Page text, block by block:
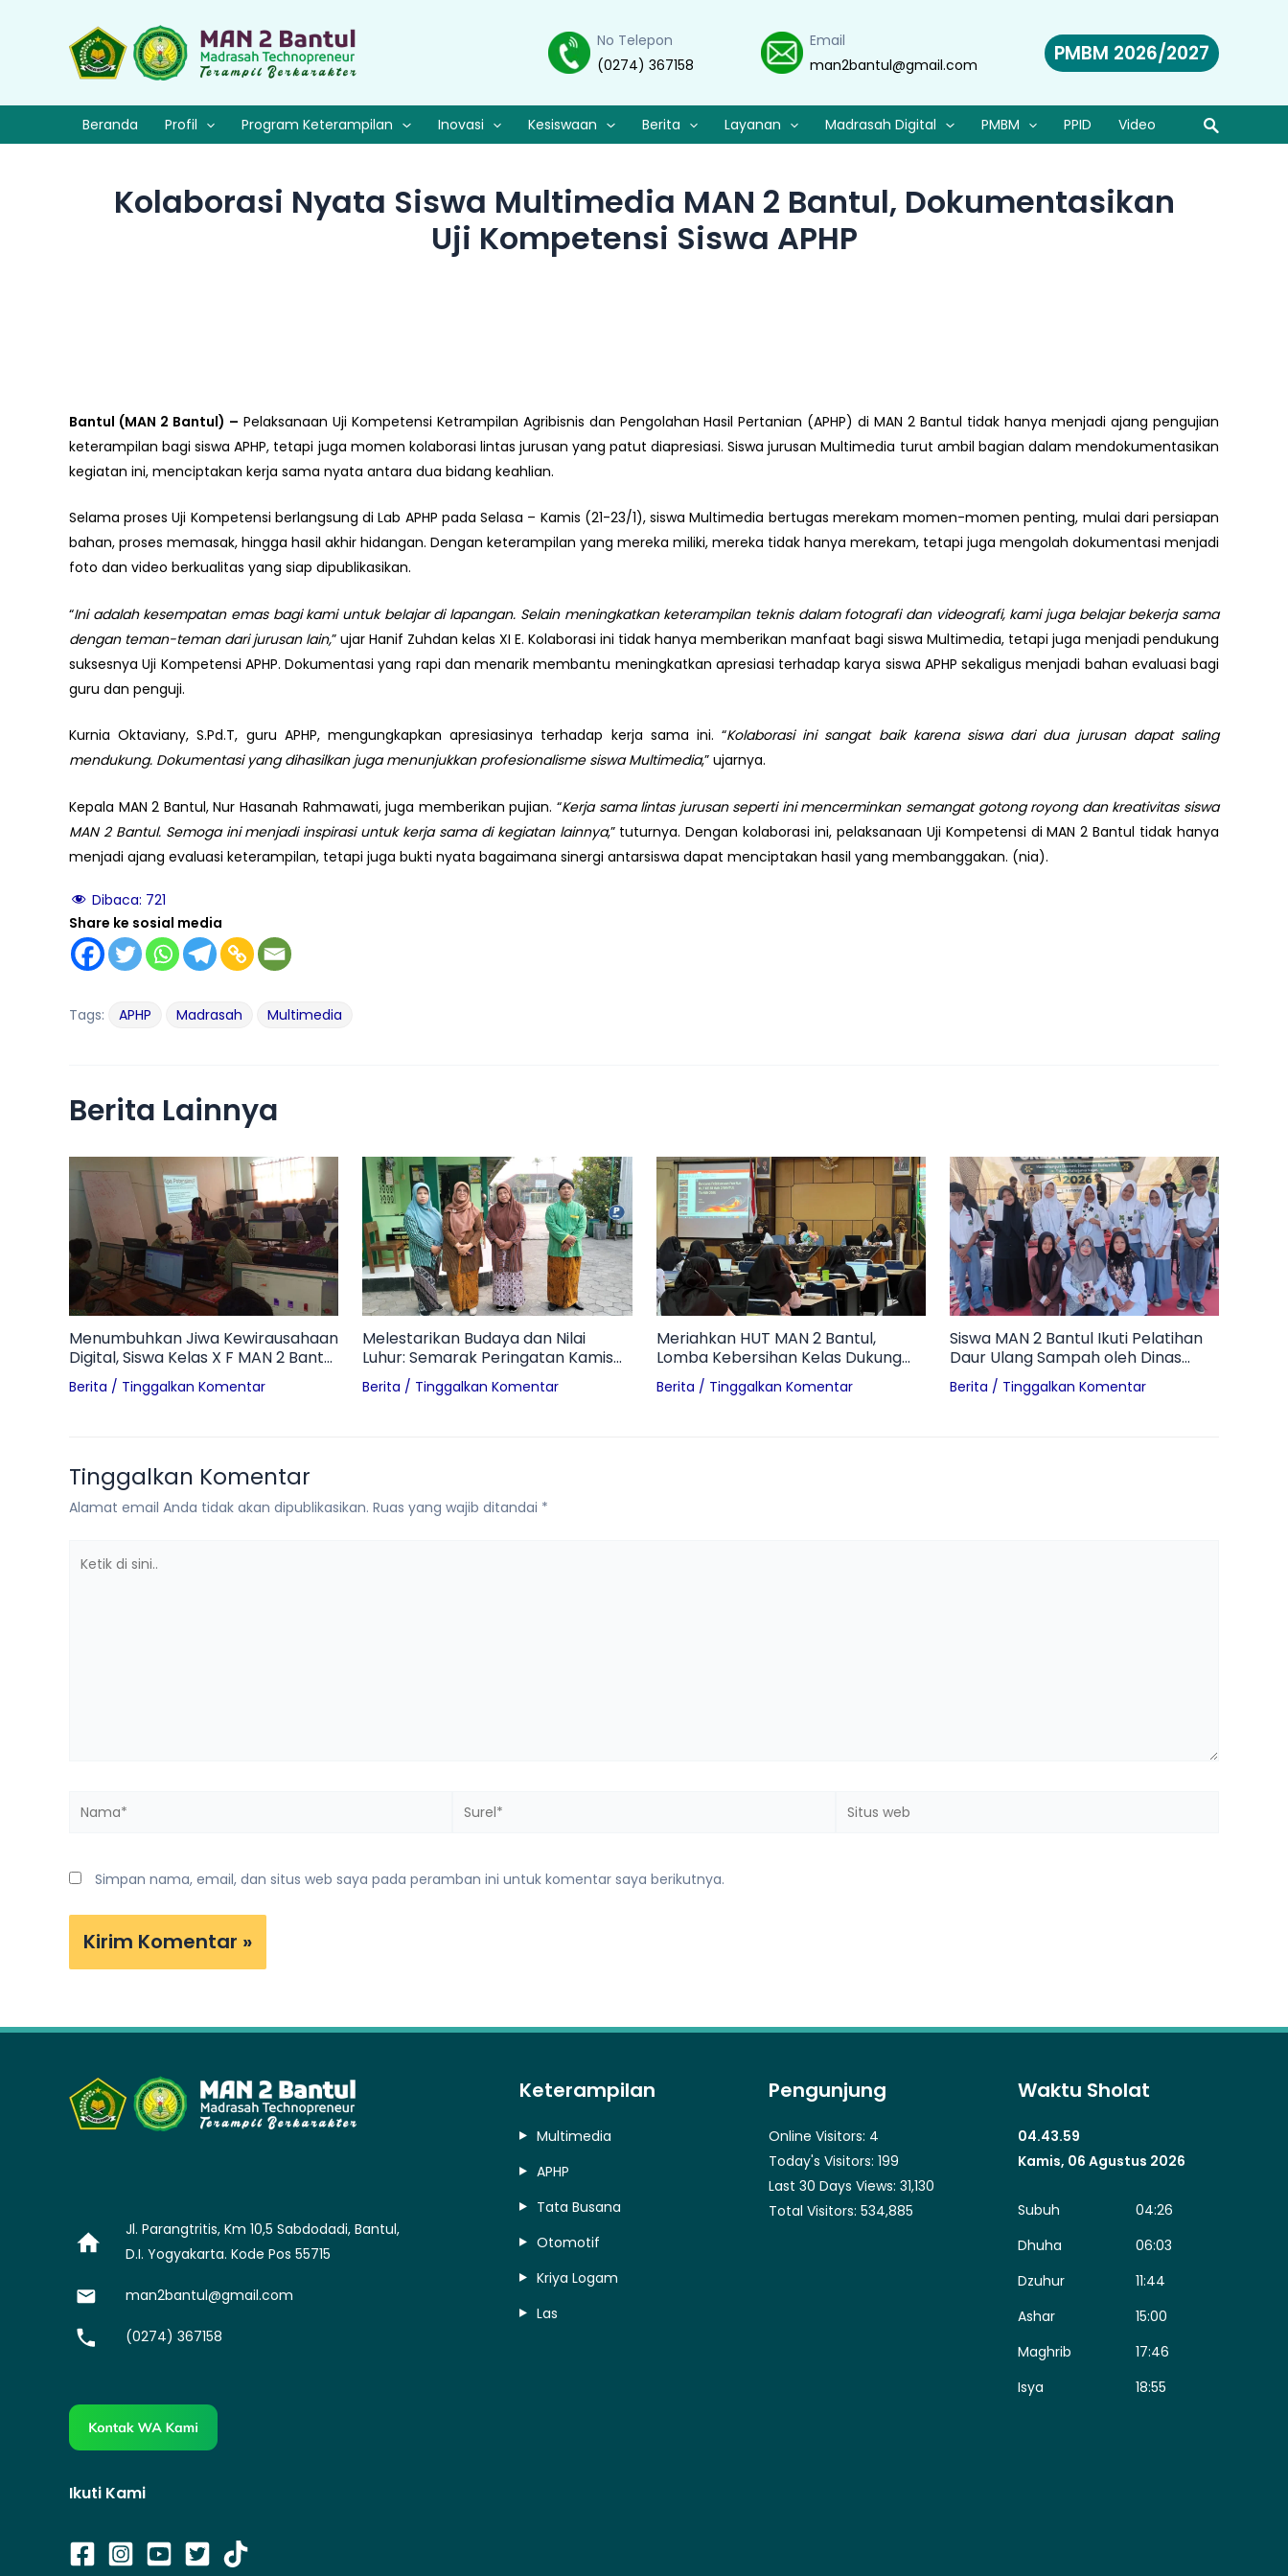
No Telepon
(0274) 367158
Email
man2bantul@gmail.com
PMBM 2026/2027
Beranda Profil Program Keterampilan Inovasi Kesiswaan Berita Layanan Madrasah Digital PMBM PPID Video
Kolaborasi Nyata Siswa Multimedia MAN 2 Bantul, Dokumentasikan
Uji Kompetensi Siswa APHP
Bantul (MAN 2 Bantul) – Pelaksanaan Uji Kompetensi Ketrampilan Agribisnis dan Pengolahan Hasil Pertanian (APHP) di MAN 2 Bantul tidak hanya menjadi ajang pengujian
keterampilan bagi siswa APHP, tetapi juga momen kolaborasi lintas jurusan yang patut diapresiasi. Siswa jurusan Multimedia turut ambil bagian dalam mendokumentasikan
kegiatan ini, menciptakan kerja sama nyata antara dua bidang keahlian.
Selama proses Uji Kompetensi berlangsung di Lab APHP pada Selasa – Kamis (21-23/1), siswa Multimedia bertugas merekam momen-momen penting, mulai dari persiapan
bahan, proses memasak, hingga hasil akhir hidangan. Dengan keterampilan yang mereka miliki, mereka tidak hanya merekam, tetapi juga mengolah dokumentasi menjadi
foto dan video berkualitas yang siap dipublikasikan.
“Ini adalah kesempatan emas bagi kami untuk belajar di lapangan. Selain meningkatkan keterampilan teknis dalam fotografi dan videografi, kami juga belajar bekerja sama
dengan teman-teman dari jurusan lain,” ujar Hanif Zuhdan kelas XI E. Kolaborasi ini tidak hanya memberikan manfaat bagi siswa Multimedia, tetapi juga menjadi pendukung
suksesnya Uji Kompetensi APHP. Dokumentasi yang rapi dan menarik membantu meningkatkan apresiasi terhadap karya siswa APHP sekaligus menjadi bahan evaluasi bagi
guru dan penguji.
Kurnia Oktaviany, S.Pd.T, guru APHP, mengungkapkan apresiasinya terhadap kerja sama ini. “Kolaborasi ini sangat baik karena siswa dari dua jurusan dapat saling
mendukung. Dokumentasi yang dihasilkan juga menunjukkan profesionalisme siswa Multimedia,” ujarnya.
Kepala MAN 2 Bantul, Nur Hasanah Rahmawati, juga memberikan pujian. “Kerja sama lintas jurusan seperti ini mencerminkan semangat gotong royong dan kreativitas siswa
MAN 2 Bantul. Semoga ini menjadi inspirasi untuk kerja sama di kegiatan lainnya,” tuturnya. Dengan kolaborasi ini, pelaksanaan Uji Kompetensi di MAN 2 Bantul tidak hanya
menjadi ajang evaluasi keterampilan, tetapi juga bukti nyata bagaimana sinergi antarsiswa dapat menciptakan hasil yang membanggakan. (nia).
Dibaca: 721
Share ke sosial media
Tags: APHP Madrasah Multimedia
Berita Lainnya
Menumbuhkan Jiwa Kewirausahaan
Digital, Siswa Kelas X F MAN 2 Bantul
Pelajari Profil Technopreneur dan
Tantangan Branding UMKM
Berita / Tinggalkan Komentar
Melestarikan Budaya dan Nilai
Luhur: Semarak Peringatan Kamis
Pon di MAN 2 Bantul
Berita / Tinggalkan Komentar
Meriahkan HUT MAN 2 Bantul,
Lomba Kebersihan Kelas Dukung
Terwujudnya Madrasah Adiwiyata
Berita / Tinggalkan Komentar
Siswa MAN 2 Bantul Ikuti Pelatihan
Daur Ulang Sampah oleh Dinas
Lingkungan Hidup Kabupaten
Bantul
Berita / Tinggalkan Komentar
Tinggalkan Komentar
Alamat email Anda tidak akan dipublikasikan. Ruas yang wajib ditandai *
Nama* Surel*
Situs
Simpan nama, email, dan situs web saya pada peramban ini untuk komentar saya berikutnya.
Jl. Parangtritis, Km 10,5 Sabdodadi, Bantul,
D.I. Yogyakarta. Kode Pos 55715
man2bantul@gmail.com
(0274) 367158
Ikuti Kami
Keterampilan
Multimedia
APHP
Tata Busana
Otomotif
Kriya Logam
Las
Pengunjung
Online Visitors: 4
Today's Visitors: 199
Last 30 Days Views: 31,130
Total Visitors: 534,885
Waktu Sholat
04.44.00
Kamis, 06 Agustus 2026
Subuh
04:26
Dhuha
06:03
Dzuhur
11:44
Ashar
15:00
Maghrib
17:46
Isya
18:55